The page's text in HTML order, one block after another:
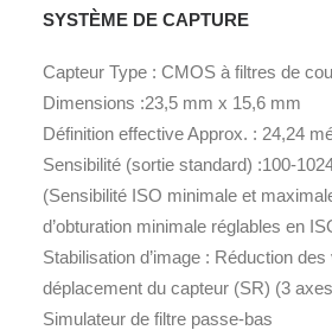
SYSTÈME DE CAPTURE
Capteur Type : CMOS à filtres de
Dimensions :23,5 mm x 15,6 mm
Définition effective Approx. : 24,24
Sensibilité (sortie standard) :100-
(Sensibilité ISO minimale et
d’obturation minimale réglables en
Stabilisation d’image : Réduction
déplacement du capteur (SR) (3
Simulateur de filtre passe-bas